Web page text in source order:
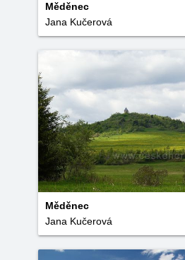
Měděnec
Jana Kučerová
Měděnec
Jana Kučerová